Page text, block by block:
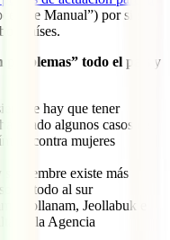
Manual”) por si se
países.
problemas” todo el país
y
hay que tener
dado algunos casos de
contra mujeres
existe más
todo al sur
Jeollanam, Jeollabuk e
de la Agencia